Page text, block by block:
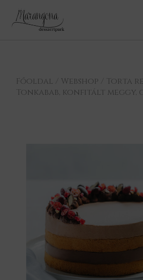
Főoldal Webshop Torta
Tonkabab, konfitált meggy,